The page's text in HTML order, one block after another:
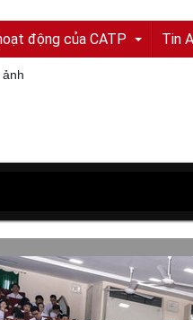
động của CATP
giao thông
người người tốt việc tốt
Tin